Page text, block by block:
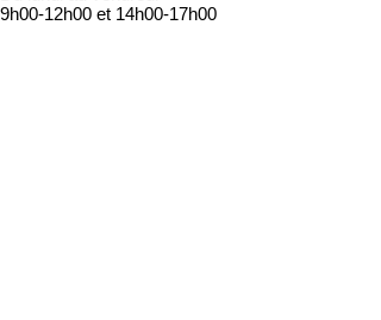
9h00-12h00 et 14h00-17h00